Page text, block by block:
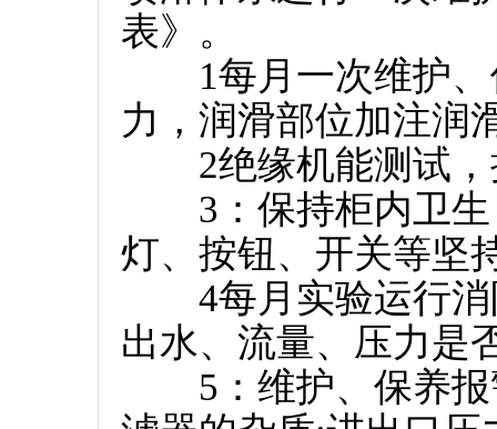
表》。
1每月一次维护、
力，润滑部位加注润
2绝缘机能测试，
3：保持柜内卫生
灯、按钮、开关等坚
4每月实验运行消
出水、流量、压力是
5：维护、保养报